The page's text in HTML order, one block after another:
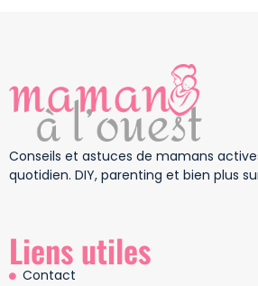
Conseils et astuces de mamans
quotidien. DIY, parenting et bien plus
Liens utiles
Contact